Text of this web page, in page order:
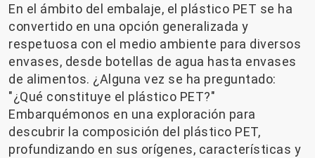
En el ámbito del embalaje, el plástico PET se ha
convertido en una opción generalizada y
respetuosa con el medio ambiente para diversos
envases, desde botellas de agua hasta envases
de alimentos. ¿Alguna vez se ha preguntado:
"¿Qué constituye el plástico PET?"
Embarquémonos en una exploración para
descubrir la composición del plástico PET,
profundizando en sus orígenes, características y